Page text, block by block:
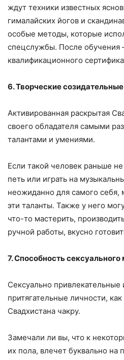
ждут техники известных
гималайских йогов и
особые методы, которые
спецслужбы. После обучения
квалификационного
6. Творческие
Активированная раскрытая
своего обладателя самыми
талантами и умениями.
Если такой человек раньше
петь или играть на
неожиданно для самого себя,
эти таланты. Также у него
что-то мастерить,
ручной работы, вкусно
7. Способность сексуального
Сексуально привлекательные
притягательные личности,
Свадхистана чакру.
Замечали ли вы, что к
их пола, влечет буквально на